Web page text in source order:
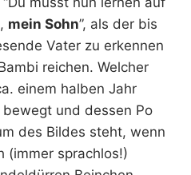
mein Sohn”, als der bis
Vater zu erkennen
reichen. Welcher
einem halben Jahr
und dessen Po
des Bildes steht, wenn
(immer sprachlos!)